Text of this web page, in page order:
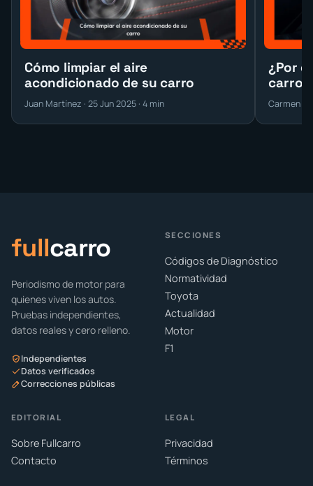
Cómo limpiar el aire
acondicionado de su carro
Juan Martínez · 25 Jun 2025 · 4 min
¿Por
carro
Carmen
fullcarro
Periodismo de motor para
quienes viven los autos.
Pruebas independientes,
datos reales y cero relleno.
Independientes
Datos verificados
Correcciones públicas
SECCIONES
Códigos de Diagnóstico
Normatividad
Toyota
Actualidad
Motor
F1
EDITORIAL
Sobre Fullcarro
Contacto
LEGAL
Privacidad
Términos